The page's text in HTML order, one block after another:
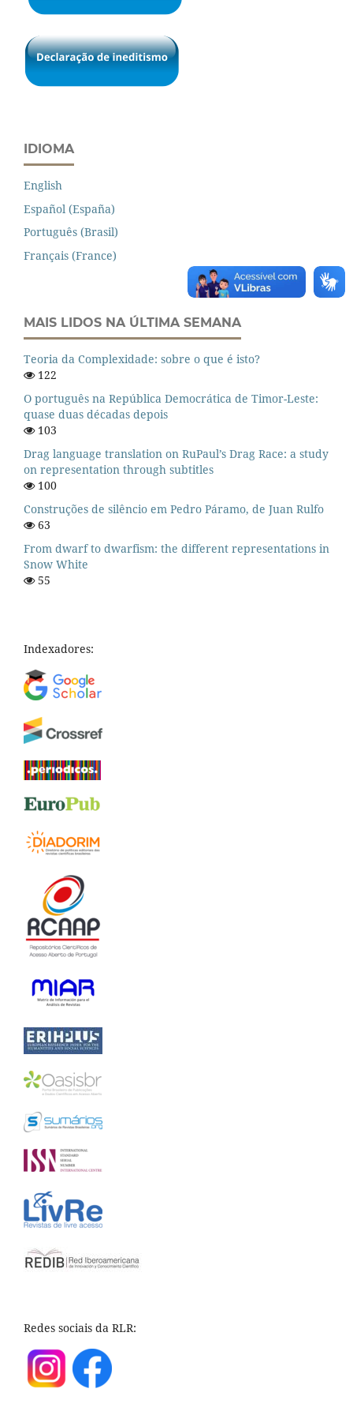
IDIOMA
English
Español (España)
Português (Brasil)
Français (France)
MAIS LIDOS NA ÚLTIMA SEMANA
Teoria da Complexidade: sobre o que é isto?
122
O português na República Democrática de Timor-Leste:
quase duas décadas depois
103
Drag language translation on RuPaul’s Drag Race: a study
on representation through subtitles
100
Construções de silêncio em Pedro Páramo, de Juan Rulfo
63
From dwarf to dwarfism: the different representations in
Snow White
55
Indexadores:
Redes sociais da RLR: